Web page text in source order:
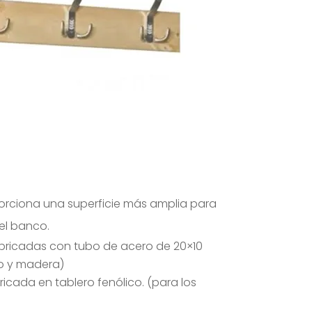
una superficie más amplia para
banco.
con tubo de acero de 20×10
y madera)
en tablero fenólico. (para los